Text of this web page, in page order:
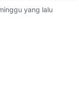
yang lalu